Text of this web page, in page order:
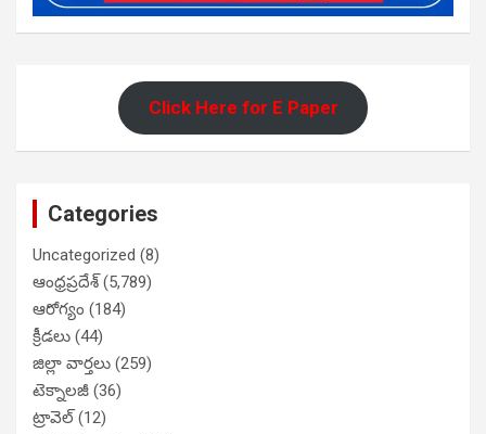
Click Here for E Paper
Categories
Uncategorized (8)
ఆంధ్రప్రదేశ్(5,789)
ఆరోగ్యం (184)
క్రీడలు (44)
జిల్లా వార్తలు (259)
టెక్నాలజీ (36)
ట్రావెల్(12)